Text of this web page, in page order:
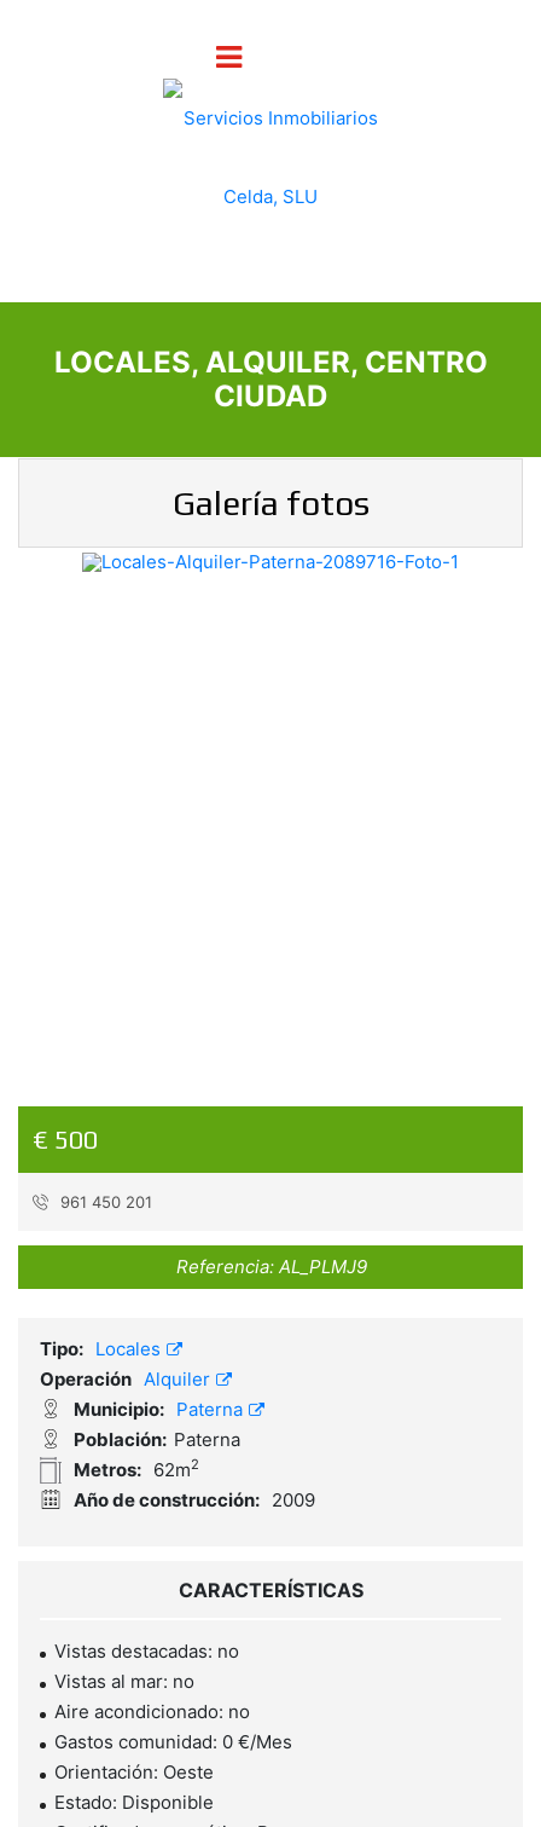
LOCALES, ALQUILER, CENTRO
CIUDAD
Galería fotos
€ 500
961 450 201
Referencia: AL_PLMJ9
Tipo: Locales
Operación Alquiler
Municipio: Paterna
Población: Paterna
Metros: 62m2
Año de construcción: 2009
CARACTERÍSTICAS
Vistas destacadas: no
Vistas al mar: no
Aire acondicionado: no
Gastos comunidad: 0 €/Mes
Orientación: Oeste
Estado: Disponible